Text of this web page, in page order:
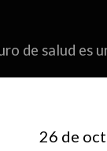
de salud es
26 de